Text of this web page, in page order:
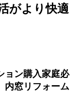
がより快適
ン購入家庭必
窓リフォーム